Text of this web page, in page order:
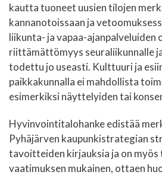
kautta tuoneet uusien tilojen
kannanotoissaan ja
liikunta- ja vapaa-
riittämättömyys seuraliikunnalle
todettu jo useasti. Kulttuuri ja
paikkakunnalla ei mahdollista
esimerkiksi näyttelyiden tai
Hyvinvointitalohanke edistää
Pyhäjärven kaupunkistrategian
tavoitteiden kirjauksia ja on myös
vaatimuksen mukainen, ottaen